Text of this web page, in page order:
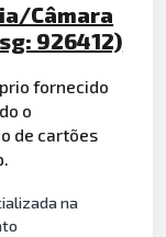
Câmara
926412)
fornecido
o
de cartões
na